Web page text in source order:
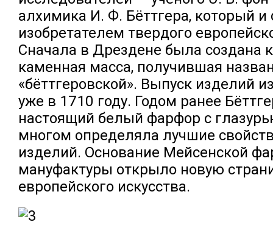
алхимика И. Ф. Бёттгера, который и
изобретателем твердого
Сначала в Дрездене была создана
каменная масса, получившая
«бёттгеровской». Выпуск изделий
уже в 1710 году. Годом ранее
настоящий белый фарфор с
многом определяла лучшие
изделий. Основание Мейсенской
мануфактуры открыло новую
европейского искусства.